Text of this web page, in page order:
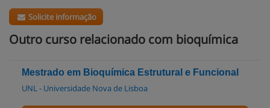
Solicite informação
Outro curso relacionado com bioquímica
Mestrado em Bioquímica Estrutural e Funcional
UNL - Universidade Nova de Lisboa